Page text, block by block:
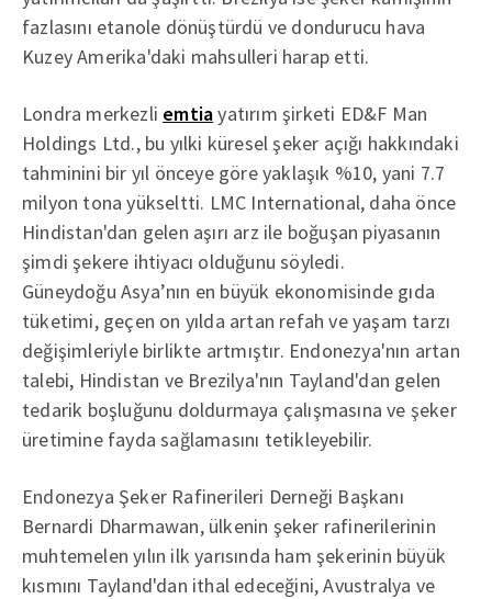
fazlasını etanole dönüştürdü ve dondurucu hava
Kuzey Amerika'daki mahsulleri harap etti.
Londra merkezli emtiayatırım şirketi ED&F Man
Holdings Ltd., bu yılki küresel şeker açığı hakkındaki
tahminini bir yıl önceye göre yaklaşık %10, yani 7.7
milyon tona yükseltti. LMC International, daha önce
Hindistan'dan gelen aşırı arz ile boğuşan piyasanın
şimdi şekere ihtiyacı olduğunu söyledi.
Güneydoğu Asya’nın en büyük ekonomisinde gıda
tüketimi, geçen on yılda artan refah ve yaşam tarzı
değişimleriyle birlikte artmıştır. Endonezya'nın artan
talebi, Hindistan ve Brezilya'nın Tayland'dan gelen
tedarik boşluğunu doldurmaya çalışmasına ve şeker
üretimine fayda sağlamasını tetikleyebilir.
Endonezya Şeker Rafinerileri Derneği Başkanı
Bernardi Dharmawan, ülkenin şeker rafinerilerinin
muhtemelen yılın ilk yarısında ham şekerinin büyük
kısmını Tayland'dan ithal edeceğini, Avustralya ve